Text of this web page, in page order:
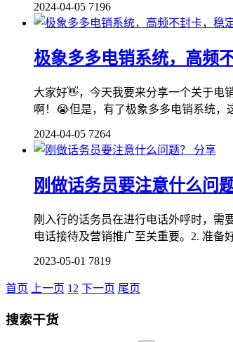
2024-04-05 7196
极象多多电销系统，高频
大家好👋，今天我要来分享一个关于
啊！😭但是，有了极象多多电销系统，
2024-04-05 7264
分享
刚做话务员要注意什么问题
刚入行的话务员在进行电话外呼时，需
电话接待及营销推广至关重要。2. 准备
2023-05-01 7819
首页 上一页 1 2 下一页 尾页
搜索干货